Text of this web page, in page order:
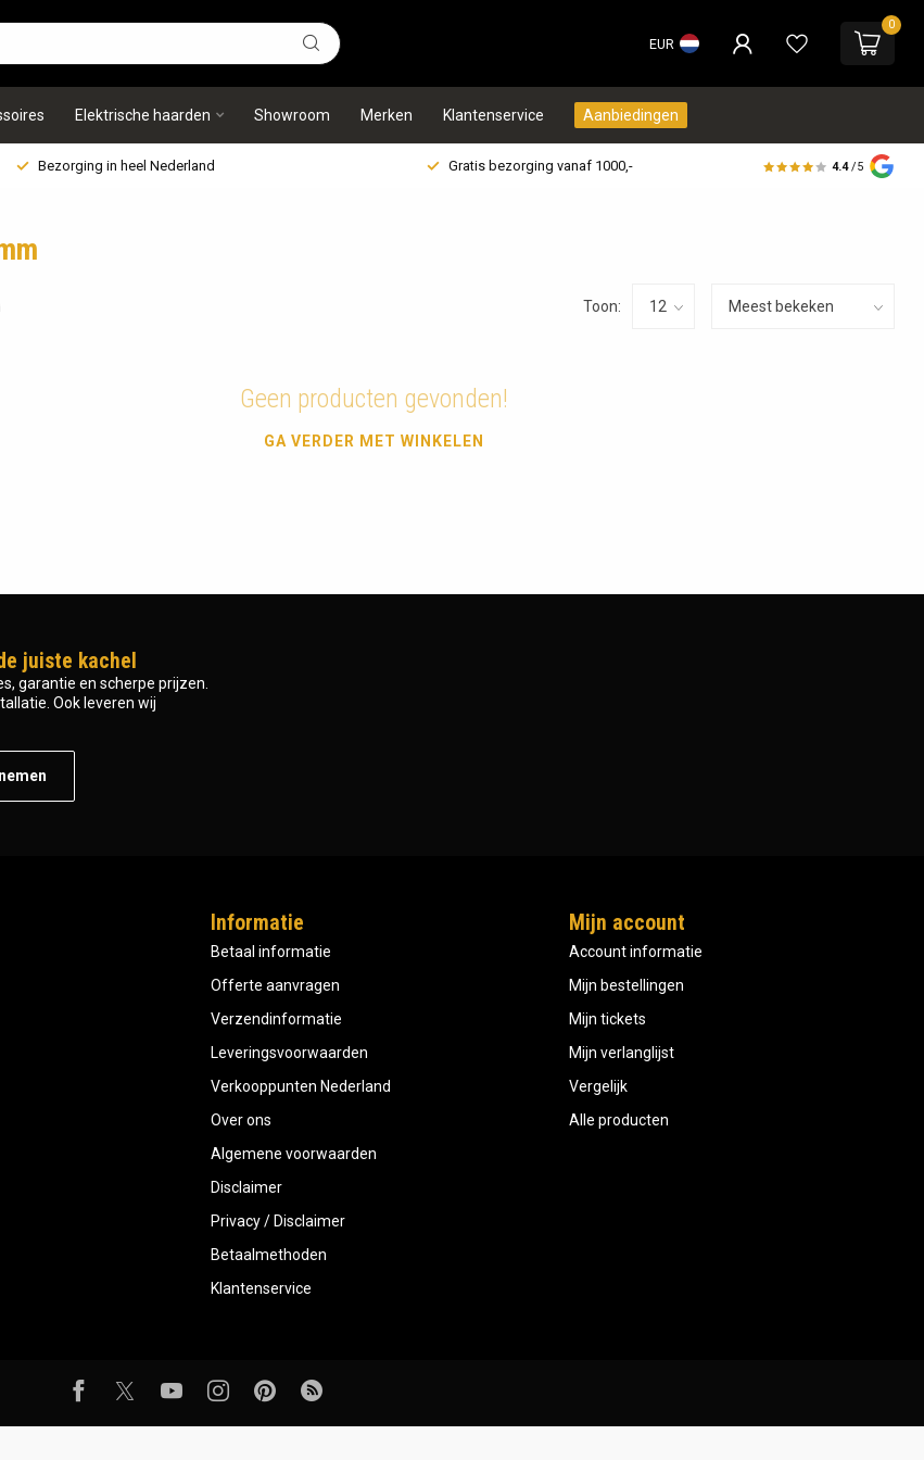
EUR
0
Elektrische haarden Showroom Merken Klantenservice Aanbiedingen
Bezorging in heel Nederland Gratis bezorging vanaf 1000,- 4.4 /5
Toon:
Geen producten gevonden!
GA VERDER MET WINKELEN
juiste kachel
garantie en scherpe prijzen.
Ook leveren wij
Informatie
Betaal informatie
Offerte aanvragen
Verzendinformatie
Leveringsvoorwaarden
Verkooppunten Nederland
Over ons
Algemene voorwaarden
Disclaimer
Privacy / Disclaimer
Betaalmethoden
Klantenservice
Mijn account
Account informatie
Mijn bestellingen
Mijn tickets
Mijn verlanglijst
Vergelijk
Alle producten